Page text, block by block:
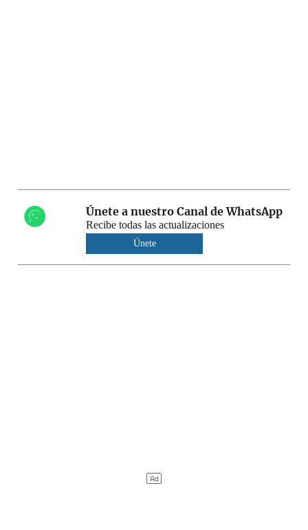
Únete a nuestro Canal de WhatsApp
Recibe todas las actualizaciones
Únete